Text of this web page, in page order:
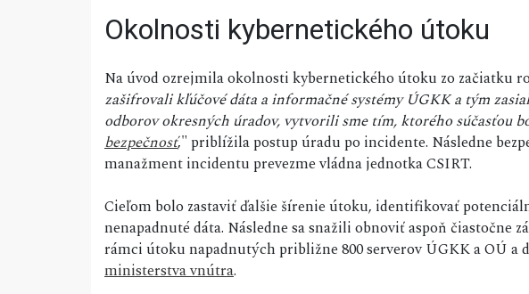
Okolnosti kybernetického útoku
Na úvod ozrejmila okolnosti kybernetického útoku zo začiatku
zašifrovali kľúčové dáta a informačné systémy ÚGKK a tým
odborov okresných úradov, vytvorili sme tím, ktorého súčasťou
bezpečnosť," priblížila postup úradu po incidente. Následne
manažment incidentu prevezme vládna jednotka CSIRT.
Cieľom bolo zastaviť ďalšie šírenie útoku, identifikovať
nenapadnuté dáta. Následne sa snažili obnoviť aspoň čiastočne
rámci útoku napadnutých približne 800 serverov ÚGKK a OÚ a
ministerstva vnútra.